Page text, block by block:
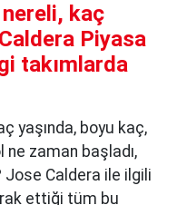
kaç
Piyasa
takımlarda
yaşında, boyu kaç,
zaman başladı,
Jose Caldera ile ilgili
ettiği tüm bu